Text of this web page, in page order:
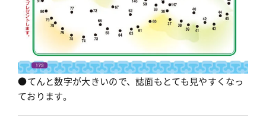
●てんと数字が大きいので、誌面もとても見やすくなっ
ております。